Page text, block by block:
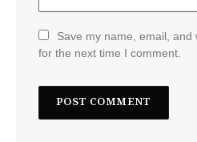
Save my name, email,
for the next time I comment.